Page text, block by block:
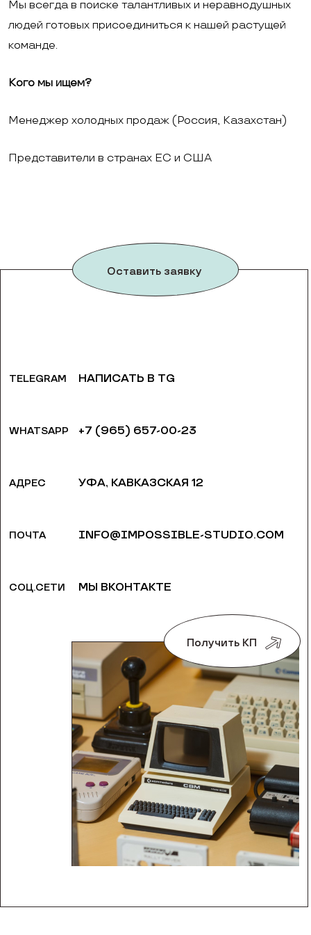
Мы всегда в поиске талантливых и неравнодушных
людей готовых присоединиться к нашей растущей
команде.
Кого мы ищем?
Менеджер холодных продаж (Россия, Казахстан)
Представители в странах ЕС и США
Оставить заявку
TELEGRAM
WHATSAPP
АДРЕС
ПОЧТА
СОЦ.СЕТИ
НАПИСАТЬ В TG
+7 (965) 657-00-23
УФА, КАВКАЗСКАЯ 12
INFO@IMPOSSIBLE-STUDIO.COM
МЫ ВКОНТАКТЕ
Получить КП